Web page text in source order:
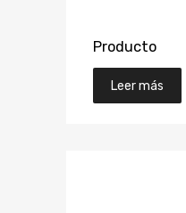
Producto
Leer más